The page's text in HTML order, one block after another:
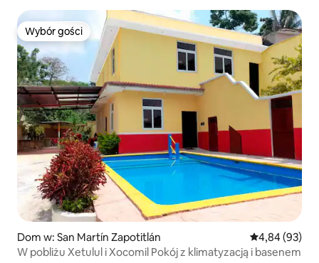
Wybór gości
Wybór gości
Dom w: San Martín Zapotitlán Średnia
4,84 (93)
W pobliżu Xetulul i Xocomil Pokój z klimatyzacją i basenem